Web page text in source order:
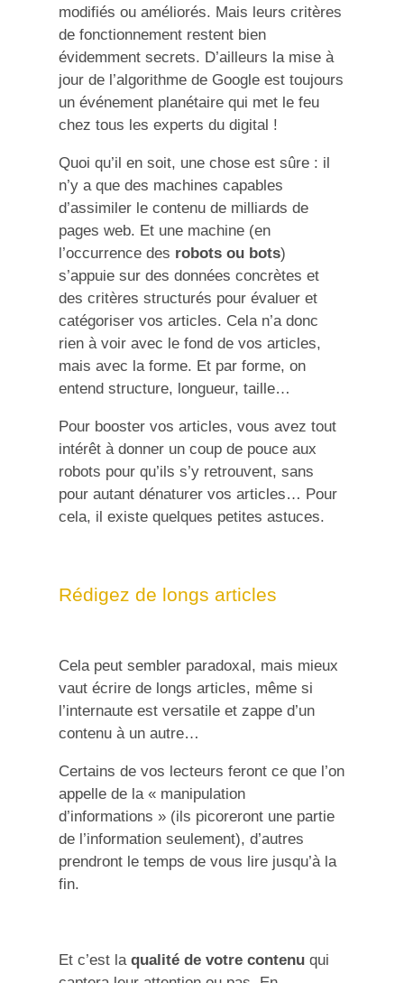
modifiés ou améliorés. Mais leurs critères
de fonctionnement restent bien
évidemment secrets. D’ailleurs la mise à
jour de l’algorithme de Google est toujours
un événement planétaire qui met le feu
chez tous les experts du digital !
Quoi qu’il en soit, une chose est sûre : il
n’y a que des machines capables
d’assimiler le contenu de milliards de
pages web. Et une machine (en
l’occurrence des robots ou bots)
s’appuie sur des données concrètes et
des critères structurés pour évaluer et
catégoriser vos articles. Cela n’a donc
rien à voir avec le fond de vos articles,
mais avec la forme. Et par forme, on
entend structure, longueur, taille…
Pour booster vos articles, vous avez tout
intérêt à donner un coup de pouce aux
robots pour qu’ils s’y retrouvent, sans
pour autant dénaturer vos articles… Pour
cela, il existe quelques petites astuces.
Rédigez de longs articles
Cela peut sembler paradoxal, mais mieux
vaut écrire de longs articles, même si
l’internaute est versatile et zappe d’un
contenu à un autre…
Certains de vos lecteurs feront ce que l’on
appelle de la « manipulation
d’informations » (ils picoreront une partie
de l’information seulement), d’autres
prendront le temps de vous lire jusqu’à la
fin.
Et c’est la qualité de votre contenuqui